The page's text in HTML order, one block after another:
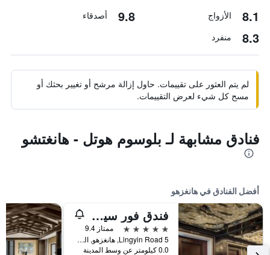
8.1 الأزواج 9.8 أصدقاء
8.3 منفرد
لم يتم العثور على تقييمات. حاول إزالة مرشح أو تغيير بحثك أو
مسح كل شيء لعرض التقييمات.
فنادق مشابهة لـ بلوسوم هوتل - هانغتشو
أفضل الفنادق في هانغزهو
فندق فور سيزونز هانغتشو آت ويست ليك
5 نجوم
ممتاز 9.4
5 Lingyin Road, هانغزهو, الصين
0.0 كيلومتر عن وسط المدينة